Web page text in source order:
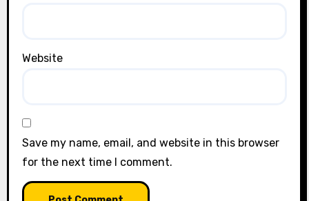
Website
Save my name, email, and website in this browser
for the next time I comment.